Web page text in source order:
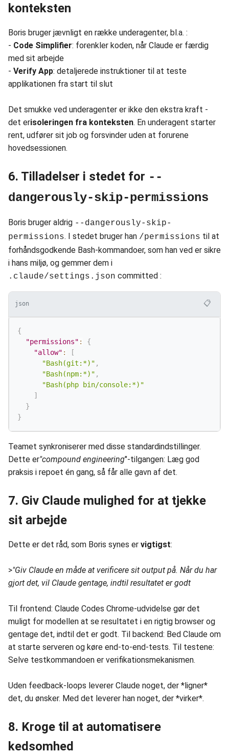
konteksten
Boris bruger jævnligt en række underagenter, bl.a. :
- Code Simplifier: forenkler koden, når Claude er færdig
med sit arbejde
- Verify App: detaljerede instruktioner til at teste
applikationen fra start til slut
Det smukke ved underagenter er ikke den ekstra kraft -
det erisoleringen fra konteksten. En underagent starter
rent, udfører sit job og forsvinder uden at forurene
hovedsessionen.
6. Tilladelser i stedet for --
dangerously-skip-permissions
Boris bruger aldrig --dangerously-skip-
permissions. I stedet bruger han /permissions til at
forhåndsgodkende Bash-kommandoer, som han ved er sikre
i hans miljø, og gemmer dem i
.claude/settings.json committed :
json 📋
{
"permissions" :
{
"allow" :
[
"Bash(git:*)" ,
"Bash(npm:*)" ,
"Bash(php bin/console:*)"
]
}
}
Teamet synkroniserer med disse standardindstillinger.
Dette er"compound engineering"-tilgangen: Læg god
praksis i repoet én gang, så får alle gavn af det.
7. Giv Claude mulighed for at tjekke
sit arbejde
Dette er det råd, som Boris synes er vigtigst:
>"Giv Claude en måde at verificere sit output på. Når du har
gjort det, vil Claude gentage, indtil resultatet er godt
Til frontend: Claude Codes Chrome-udvidelse gør det
muligt for modellen at se resultatet i en rigtig browser og
gentage det, indtil det er godt. Til backend: Bed Claude om
at starte serveren og køre end-to-end-tests. Til testene:
Selve testkommandoen er verifikationsmekanismen.
Uden feedback-loops leverer Claude noget, der *ligner*
det, du ønsker. Med det leverer han noget, der *virker*.
8. Kroge til at automatisere
kedsomhed